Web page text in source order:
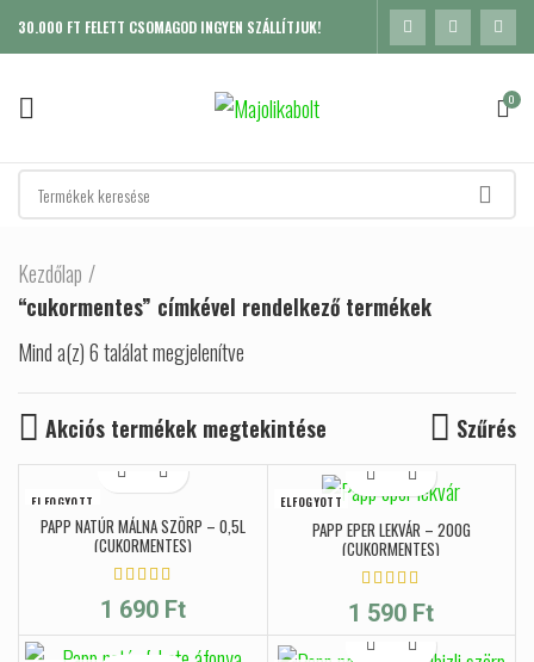
30.000 FT FELETT CSOMAGOD INGYEN SZÁLLÍTJUK!
0
Kezdőlap
“cukormentes” címkével rendelkező termékek
Mind a(z) 6 találat megjelenítve
Akciós termékek megtekintése Szűrés
ELFOGYOTT
PAPP NATÚR MÁLNA SZÖRP – 0,5L
(CUKORMENTES)
1 690 Ft
ELFOGYOTT
PAPP EPER LEKVÁR – 200G
(CUKORMENTES)
1 590 Ft